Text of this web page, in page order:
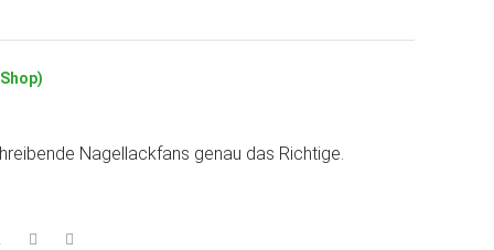
Nagellackfans genau das Richtige.